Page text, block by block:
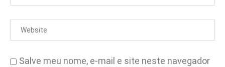
Salve meu nome, e-mail e site neste navegador